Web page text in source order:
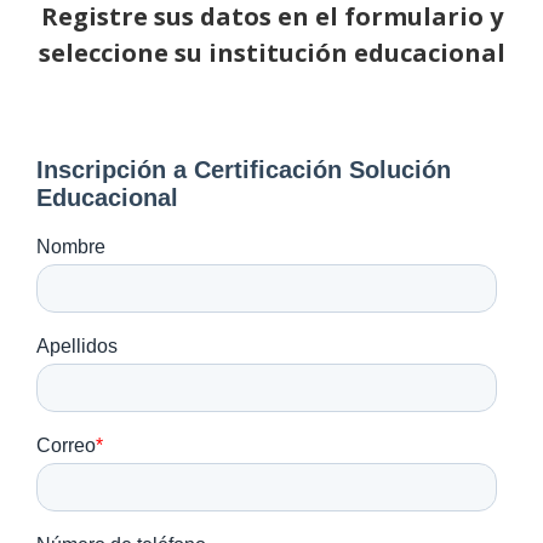
Registre sus datos en el formulario y
seleccione su institución educacional